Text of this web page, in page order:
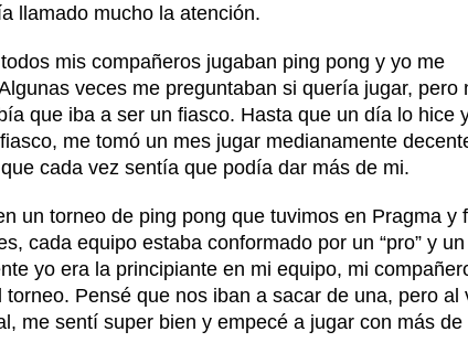
llamado mucho la atención.
mis compañeros jugaban ping pong y yo me
veces me preguntaban si quería jugar, pero
que iba a ser un fiasco. Hasta que un día lo hice
me tomó un mes jugar medianamente
cada vez sentía que podía dar más de mi.
un torneo de ping pong que tuvimos en Pragma y
cada equipo estaba conformado por un “pro” y un
yo era la principiante en mi equipo, mi
torneo. Pensé que nos iban a sacar de una, pero al
me sentí super bien y empecé a jugar con más de